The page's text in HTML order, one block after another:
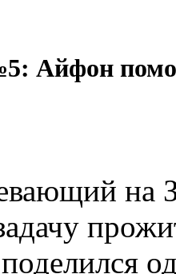
Айфон
на